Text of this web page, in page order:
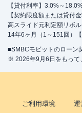
【貸付利率】3.0%～
【契約限度額または貸付
高スライド元利定額リボ
14年6ヶ月（1～151回）
■SMBCモビットのローン
※ 2026年9月6日をもって
ご利用環境 運